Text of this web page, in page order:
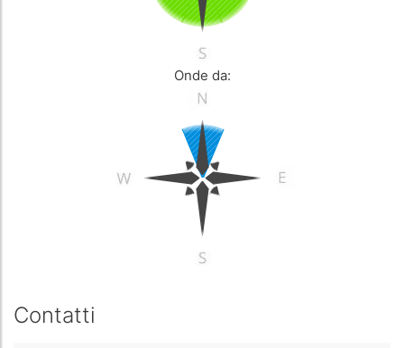
Onde da:
Contatti